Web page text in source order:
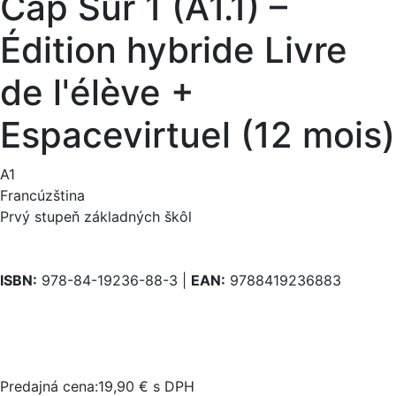
Édition hybride Livre
de l'élève +
Espacevirtuel (12 mois)
A1
Francúzština
Prvý stupeň základných škôl
ISBN: 978-84-19236-88-3 | EAN: 9788419236883
Predajná cena:19,90 € s DPH